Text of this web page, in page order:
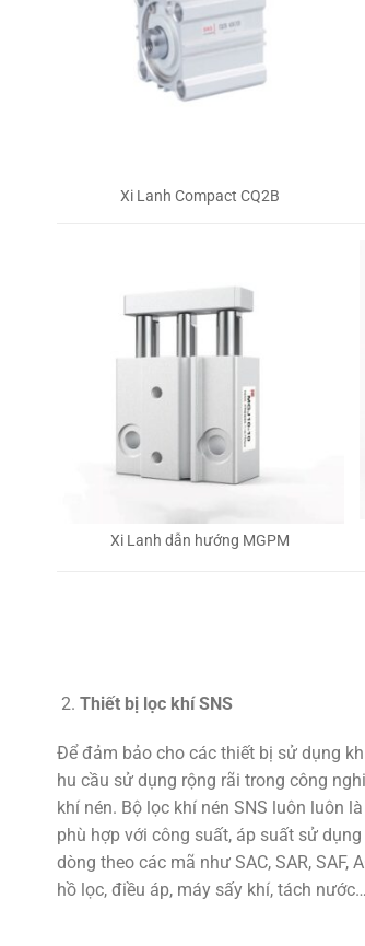
Xi Lanh Compact CQ2B
Xi Lanh dẫn hướng MGPM
Thiết bị lọc khí SNS
Để đảm bảo cho các thiết bị sử dụng
hu cầu sử dụng rộng rãi trong công
khí nén. Bộ lọc khí nén SNS luôn luôn
phù hợp với công suất, áp suất sử
dòng theo các mã như SAC, SAR, SAF,
hồ lọc, điều áp, máy sấy khí, tách nước…